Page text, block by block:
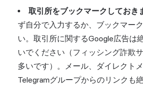
取引所をブックマークしておき
ず自分で入力するか、ブックマー
い。取引所に関するGoogle広告は
いでください（フィッシング詐欺
多いです）。メール、ダイレクトメ
Telegramグループからのリンクも